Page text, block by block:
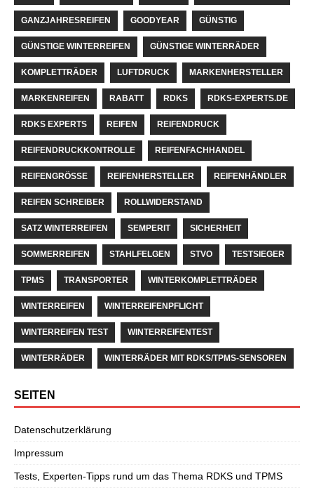
GANZJAHRESREIFEN GOODYEAR GÜNSTIG
GÜNSTIGE WINTERREIFEN GÜNSTIGE WINTERRÄDER
KOMPLETTRÄDER LUFTDRUCK MARKENHERSTELLER
MARKENREIFEN RABATT RDKS RDKS-EXPERTS.DE
RDKS EXPERTS REIFEN REIFENDRUCK
REIFENDRUCKKONTROLLE REIFENFACHHANDEL
REIFENGRÖSSE REIFENHERSTELLER REIFENHÄNDLER
REIFEN SCHREIBER ROLLWIDERSTAND
SATZ WINTERREIFEN SEMPERIT SICHERHEIT
SOMMERREIFEN STAHLFELGEN STVO TESTSIEGER
TPMS TRANSPORTER WINTERKOMPLETTRÄDER
WINTERREIFEN WINTERREIFENPFLICHT
WINTERREIFEN TEST WINTERREIFENTEST
WINTERRÄDER WINTERRÄDER MIT RDKS/TPMS-SENSOREN
SEITEN
Datenschutzerklärung
Impressum
Tests, Experten-Tipps rund um das Thema RDKS und TPMS